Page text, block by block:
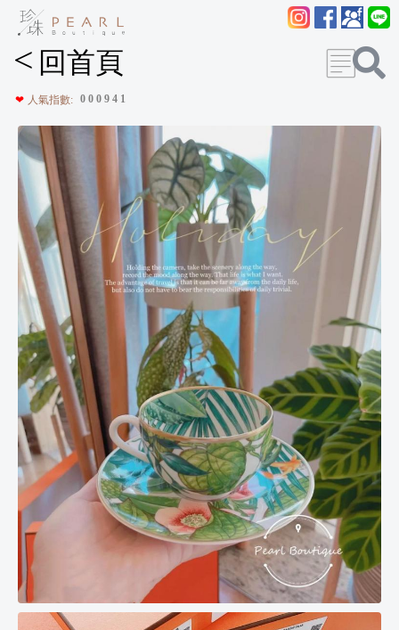
< 回首頁
❤ 人氣指數: 0 0 0 9 4 1